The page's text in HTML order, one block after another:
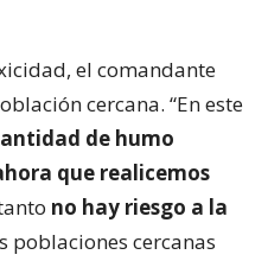
el comandante
cercana. “En este
de humo
que realicemos
no hay riesgo a la
poblaciones cercanas